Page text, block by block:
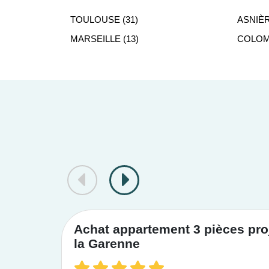
biens neufs éligibles aux dispositifs de
TOULOUSE (31)
MARSEILLE (13)
Achat appartement 3 pièces
la Garenne